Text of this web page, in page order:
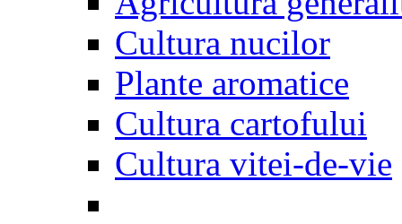
Cultura nucilor
Plante aromatice
Cultura cartofului
Cultura vitei-de-vie